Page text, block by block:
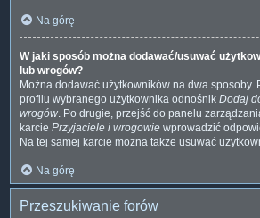
Na górę
W jaki sposób można dodawać/usuwać
lub wrogów?
Można dodawać użytkowników na dwa sposoby.
profilu wybranego użytkownika odnośnik Dodaj
wrogów. Po drugie, przejść do panelu
karcie Przyjaciele i wrogowie wprowadzić
Na tej samej karcie można także usuwać
Na górę
Przeszukiwanie forów